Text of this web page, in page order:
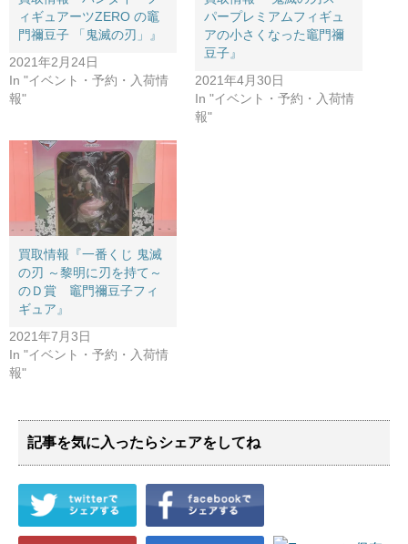
ィギュアーツZERO の竈
門禰豆子 ​「鬼滅の刃」』
2021年2月24日
In "イベント・予約・入荷情
報"
パープレミアムフィギュ
アの小さくなった竈門禰
豆子』
2021年4月30日
In "イベント・予約・入荷情
報"
買取情報『一番くじ ​鬼滅
の刃 ​～黎明に刃を持て～
のＤ賞 竈門禰豆子フィ
ギュア』
2021年7月3日
In "イベント・予約・入荷情
報"
記事を気に入ったらシェアをしてね